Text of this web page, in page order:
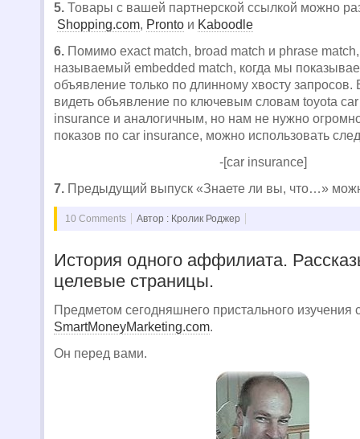
5. Товары с вашей партнерской ссылкой можно
Shopping.com, Pronto и Kaboodle
6. Помимо exact match, broad match и phrase
называемый embedded match, когда мы
объявление только по длинному хвосту
видеть объявление по ключевым словам toyota
insurance и аналогичным, но нам не нужно
показов по car insurance, можно использовать
-[car insurance]
7. Предыдущий выпуск «Знаете ли вы, что…»
10 Comments Автор : Кролик Роджер
История одного аффилиата.
целевые страницы.
Предметом сегодняшнего пристального изучения
SmartMoneyMarketing.com.
Он перед вами.